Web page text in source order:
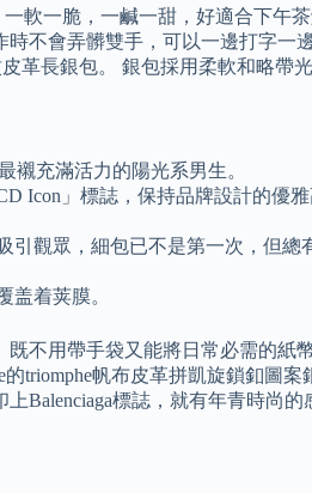
軟一脆，一鹹一甜，好適合下午
不會弄髒雙手，可以一邊打字一
革長銀包。 銀包採用柔軟和略帶
襯充滿活力的陽光系男生。
Icon」標誌，保持品牌設計的優
引觀眾，細包已不是第一次，但總
着荚膜。
不用帶手袋又能將日常必需的紙
triomphe帆布皮革拼凱旋鎖釦圖案
Balenciaga標誌，就有年青時尚的